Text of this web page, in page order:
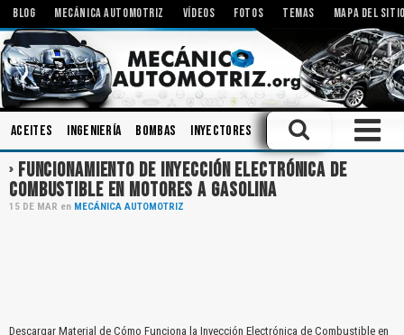
BLOG MECÁNICA AUTOMOTRIZ VÍDEOS FOTOS TEMAS MAPA DEL
Aceites Ingeniería Bombas Inyectores Componentes Talleres
FUNCIONAMIENTO DE INYECCIÓN ELECTRÓNICA DE
COMBUSTIBLE EN MOTORES A GASOLINA
15 DE MAR en MECÁNICA AUTOMOTRIZ
Descargar Material de Cómo Funciona la Inyección Electrónica de Combustible en